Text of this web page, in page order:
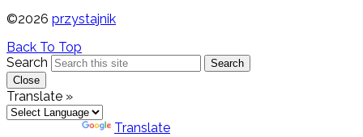
©2026 przystajnik
Back To Top
Search
Search
Close
Translate »
Translate